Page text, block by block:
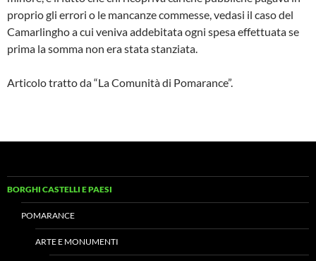
pro­prio gli errori o le mancanze commesse, ve­dasi il caso del
Camarlingho a cui veniva ad­debitata ogni spesa effettuata se
prima la somma non era stata stanziata.
Articolo tratto da “La Comunità di Pomarance”.
BORGHI CASTELLI E PAESI
POMARANCE
ARTE E MONUMENTI